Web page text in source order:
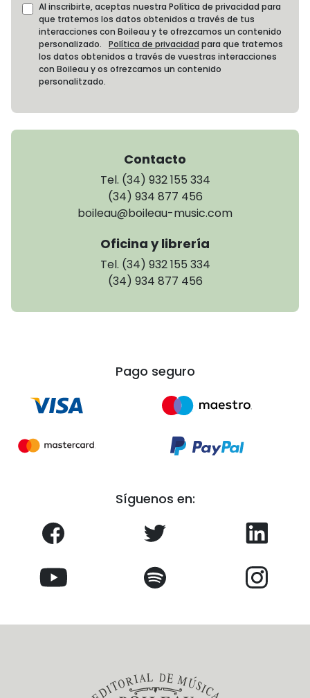
Al inscribirte, aceptas nuestra Política de privacidad para
que tratemos los datos obtenidos a través de tus
interacciones con Boileau y te ofrezcamos un contenido
personalizado. Política de privacidad para que tratemos
los datos obtenidos a través de vuestras interacciones
con Boileau y os ofrezcamos un contenido
personalitzado.
Contacto
Tel. (34) 932 155 334
(34) 934 877 456
boileau@boileau-music.com
Oficina y librería
Tel. (34) 932 155 334
(34) 934 877 456
Pago seguro
Síguenos en: